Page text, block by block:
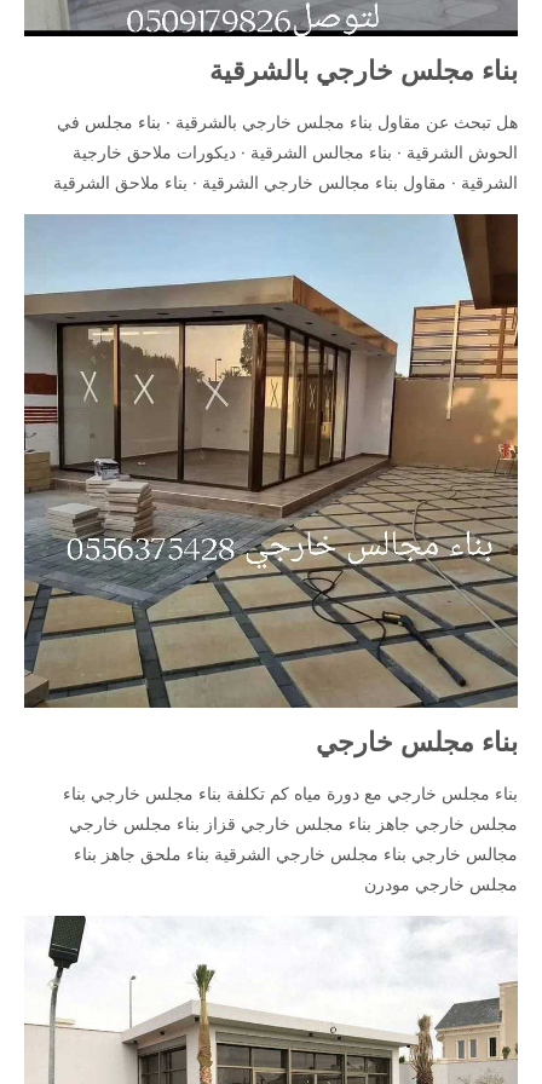
بناء مجلس خارجي بالشرقية
هل تبحث عن مقاول بناء مجلس خارجي بالشرقية · بناء مجلس في
الحوش الشرقية · بناء مجالس الشرقية · ديكورات ملاحق خارجية
الشرقية · مقاول بناء مجالس خارجي الشرقية · بناء ملاحق الشرقية
بناء مجلس خارجي
بناء مجلس خارجي مع دورة مياه كم تكلفة بناء مجلس خارجي بناء
مجلس خارجي جاهز بناء مجلس خارجي قزاز بناء مجلس خارجي
مجالس خارجي بناء مجلس خارجي الشرقية بناء ملحق جاهز بناء
مجلس خارجي مودرن